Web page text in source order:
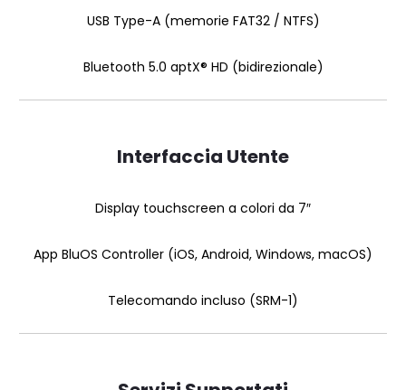
USB Type-A (memorie FAT32 / NTFS)
Bluetooth 5.0 aptX® HD (bidirezionale)
Interfaccia Utente
Display touchscreen a colori da 7″
App BluOS Controller (iOS, Android, Windows, macOS)
Telecomando incluso (SRM-1)